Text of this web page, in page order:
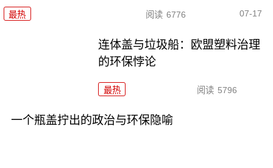
最热 阅读 6776 07-17
连体盖与垃圾船：欧盟塑料治理
的环保悖论
最热 阅读 5796
一个瓶盖拧出的政治与环保隐喻